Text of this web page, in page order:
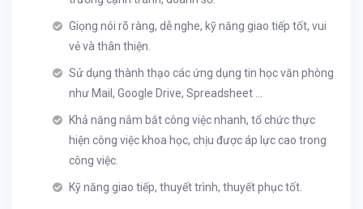
Giọng nói rõ ràng, dễ nghe, kỹ năng giao tiếp tốt, vui
vẻ và thân thiện.
Sử dụng thành thạo các ứng dụng tin học văn phòng
như Mail, Google Drive, Spreadsheet ...
Khả năng nắm bắt công việc nhanh, tổ chức thực
hiện công việc khoa học, chịu được áp lực cao trong
công việc.
Kỹ năng giao tiếp, thuyết trình, thuyết phục tốt.